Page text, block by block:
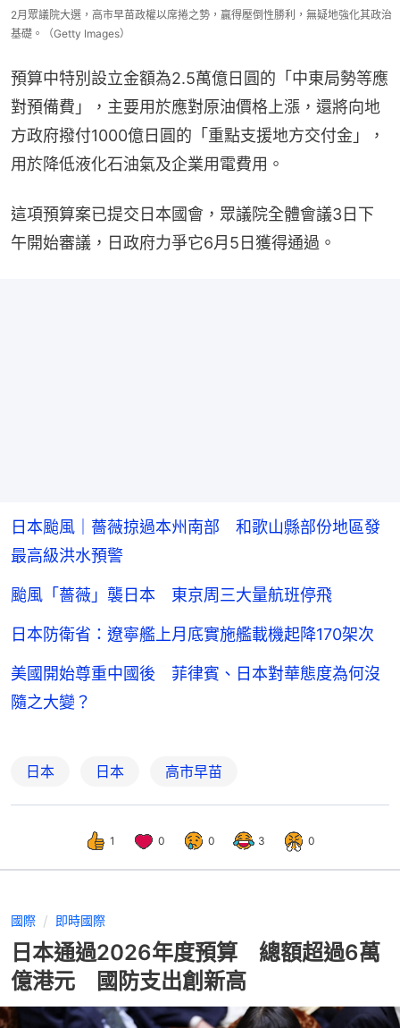
2月眾議院大選，高市早苗政權以席捲之勢，贏得壓倒性勝利，無疑地強化其政治
基礎。（Getty Images）
預算中特別設立金額為2.5萬億日圓的「中東局勢等應
對預備費」，主要用於應對原油價格上漲，還將向地
方政府撥付1000億日圓的「重點支援地方交付金」，
用於降低液化石油氣及企業用電費用。
這項預算案已提交日本國會，眾議院全體會議3日下
午開始審議，日政府力爭它6月5日獲得通過。
日本颱風｜薔薇掠過本州南部 和歌山縣部份地區發
最高級洪水預警
颱風「薔薇」襲日本 東京周三大量航班停飛
日本防衛省：遼寧艦上月底實施艦載機起降170架次
美國開始尊重中國後 菲律賓、日本對華態度為何沒
隨之大變？
日本 日本 高市早苗
1 0 0 3 0
國際 即時國際
日本通過2026年度預算 總額超過6萬
億港元 國防支出創新高